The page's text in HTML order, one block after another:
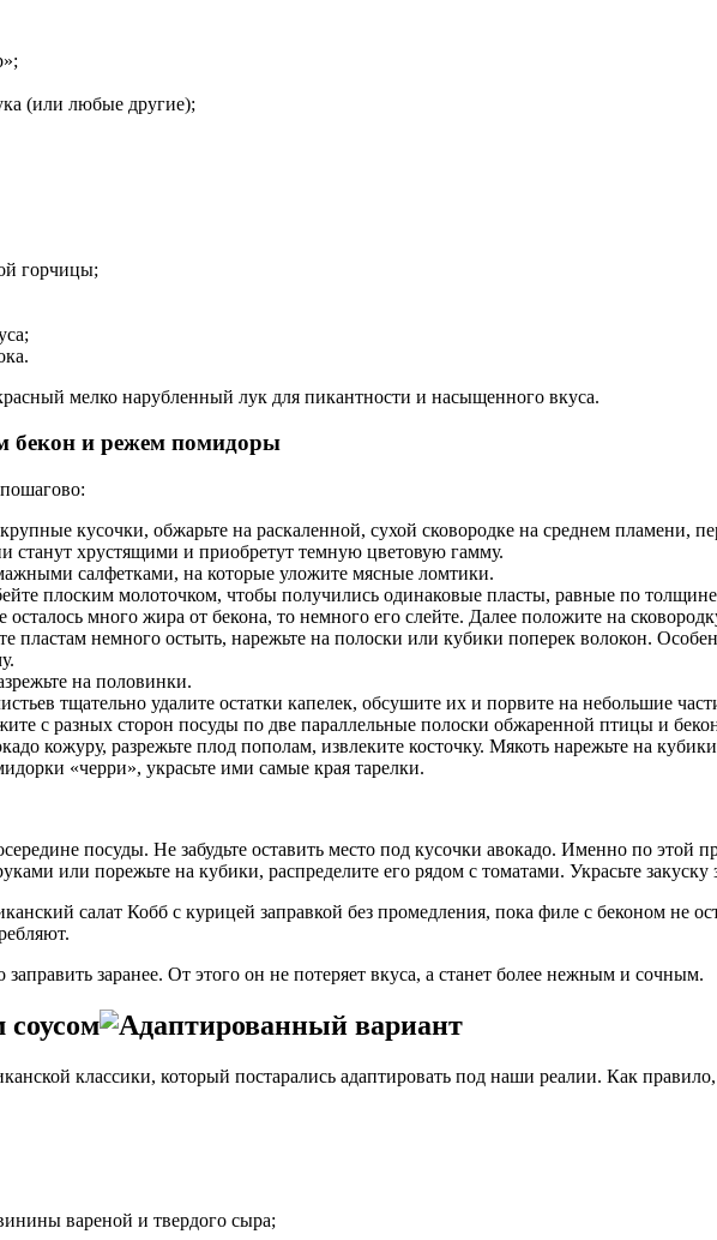
(или любые другие);
горчицы;
мелко нарубленный лук для пикантности и насыщенного вкуса.
кусочки, обжарьте на раскаленной, сухой сковородке на среднем пламени,
станут хрустящими и приобретут темную цветовую гамму.
салфетками, на которые уложите мясные ломтики.
плоским молоточком, чтобы получились одинаковые пласты, равные по
осталось много жира от бекона, то немного его слейте. Далее положите на
пластам немного остыть, нарежьте на полоски или кубики поперек волокон.
на половинки.
тщательно удалите остатки капелек, обсушите их и порвите на небольшие
с разных сторон посуды по две параллельные полоски обжаренной птицы и
кожуру, разрежьте плод пополам, извлеките косточку. Мякоть нарежьте на
«черри», украсьте ими самые края тарелки.
посуды. Не забудьте оставить место под кусочки авокадо. Именно по этой
или порежьте на кубики, распределите его рядом с томатами. Украсьте закуску
салат Кобб с курицей заправкой без промедления, пока филе с беконом не
заранее. От этого он не потеряет вкуса, а станет более нежным и сочным.
классики, который постарались адаптировать под наши реалии. Как
вареной и твердого сыра;